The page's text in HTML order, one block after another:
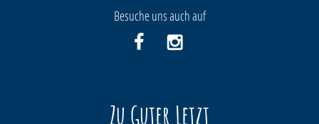
Besuche uns auch auf
Zu Guter Letzt